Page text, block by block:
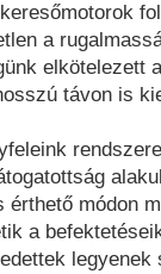
a
elkötelezett
távon is
érthető módon
a